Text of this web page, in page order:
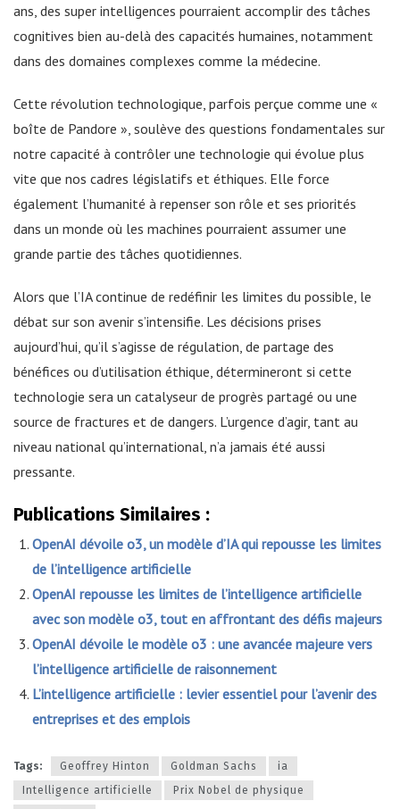
ans, des super intelligences pourraient accomplir des tâches
cognitives bien au-delà des capacités humaines, notamment
dans des domaines complexes comme la médecine.
Cette révolution technologique, parfois perçue comme une «
boîte de Pandore », soulève des questions fondamentales sur
notre capacité à contrôler une technologie qui évolue plus
vite que nos cadres législatifs et éthiques. Elle force
également l’humanité à repenser son rôle et ses priorités
dans un monde où les machines pourraient assumer une
grande partie des tâches quotidiennes.
Alors que l’IA continue de redéfinir les limites du possible, le
débat sur son avenir s’intensifie. Les décisions prises
aujourd’hui, qu’il s’agisse de régulation, de partage des
bénéfices ou d’utilisation éthique, détermineront si cette
technologie sera un catalyseur de progrès partagé ou une
source de fractures et de dangers. L’urgence d’agir, tant au
niveau national qu’international, n’a jamais été aussi
pressante.
Publications Similaires :
OpenAI dévoile o3, un modèle d’IA qui repousse les limites
de l’intelligence artificielle
OpenAI repousse les limites de l’intelligence artificielle
avec son modèle o3, tout en affrontant des défis majeurs
OpenAI dévoile le modèle o3 : une avancée majeure vers
l’intelligence artificielle de raisonnement
L’intelligence artificielle : levier essentiel pour l’avenir des
entreprises et des emplois
Tags: Geoffrey Hinton Goldman Sachs
ia
Intelligence artificielle
Prix Nobel de physique